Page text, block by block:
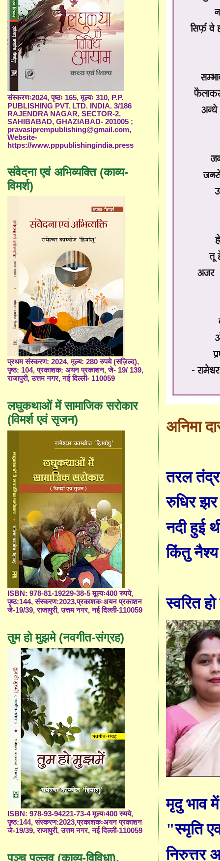
अनिमा
तरल
रुधिर
नदी हुई
किंतु नैश्य
स्वरित
मृदु भाव
"स्मृति
निरुत्तर
संस्करणः2024, पृष्ठः 165, मूल्यः 310, P.P.
PUBLISHING PVT. LTD. INDIA. 3/186
RAJENDRA NAGAR, SECTOR-2,
SAHIBABAD, GHAZIABAD- 201005 ;
pravasiprempublishing@gmail.com,
Website-
https://www.pppublishingindia.press
संवेदना एवं अभिव्यक्ति (काव्य-
विमर्श)
प्रथम संस्करण: 2024, मूल्य: 280 रुपये (सज़िल्द),
पृष्ठ: 104, प्रकाशक: अयन प्रकाशन, जे- 19/ 139,
राजापुरी, उत्तम नगर, नई दिल्ली- 110059
लघुकथाओं में सामाजिक सरोकार
(विमर्श एवं सृजन)
ISBN: 978-81-19229-38-5 मूल्यः400 रुपये,
पृष्ठ:144, संस्करण:2023,प्रकाशकःअयन प्रकाशन
जे-19/39, राजापुरी, उत्तम नगर, नई दिल्ली-110059
तुम हो मुझमे (नवगीत-संग्रह)
ISBN: 978-93-94221-73-4 मूल्यः400 रुपये,
पृष्ठ:144, संस्करण:2023,प्रकाशकःअयन प्रकाशन
जे-19/39, राजापुरी, उत्तम नगर, नई दिल्ली-110059
पञ्च पल्लव (काव्य-विविधा),